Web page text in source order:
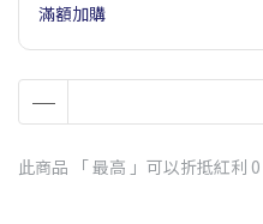
滿額加購
此商品 「 最高 」可以折抵紅利 0